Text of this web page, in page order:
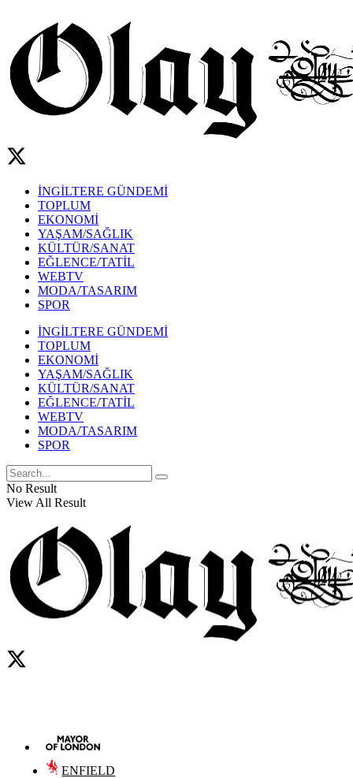
İNGİLTERE GÜNDEMİ
TOPLUM
EKONOMİ
YAŞAM/SAĞLIK
KÜLTÜR/SANAT
EĞLENCE/TATİL
WEBTV
MODA/TASARIM
SPOR
İNGİLTERE GÜNDEMİ
TOPLUM
EKONOMİ
YAŞAM/SAĞLIK
KÜLTÜR/SANAT
EĞLENCE/TATİL
WEBTV
MODA/TASARIM
SPOR
No Result
View All Result
ENFIELD